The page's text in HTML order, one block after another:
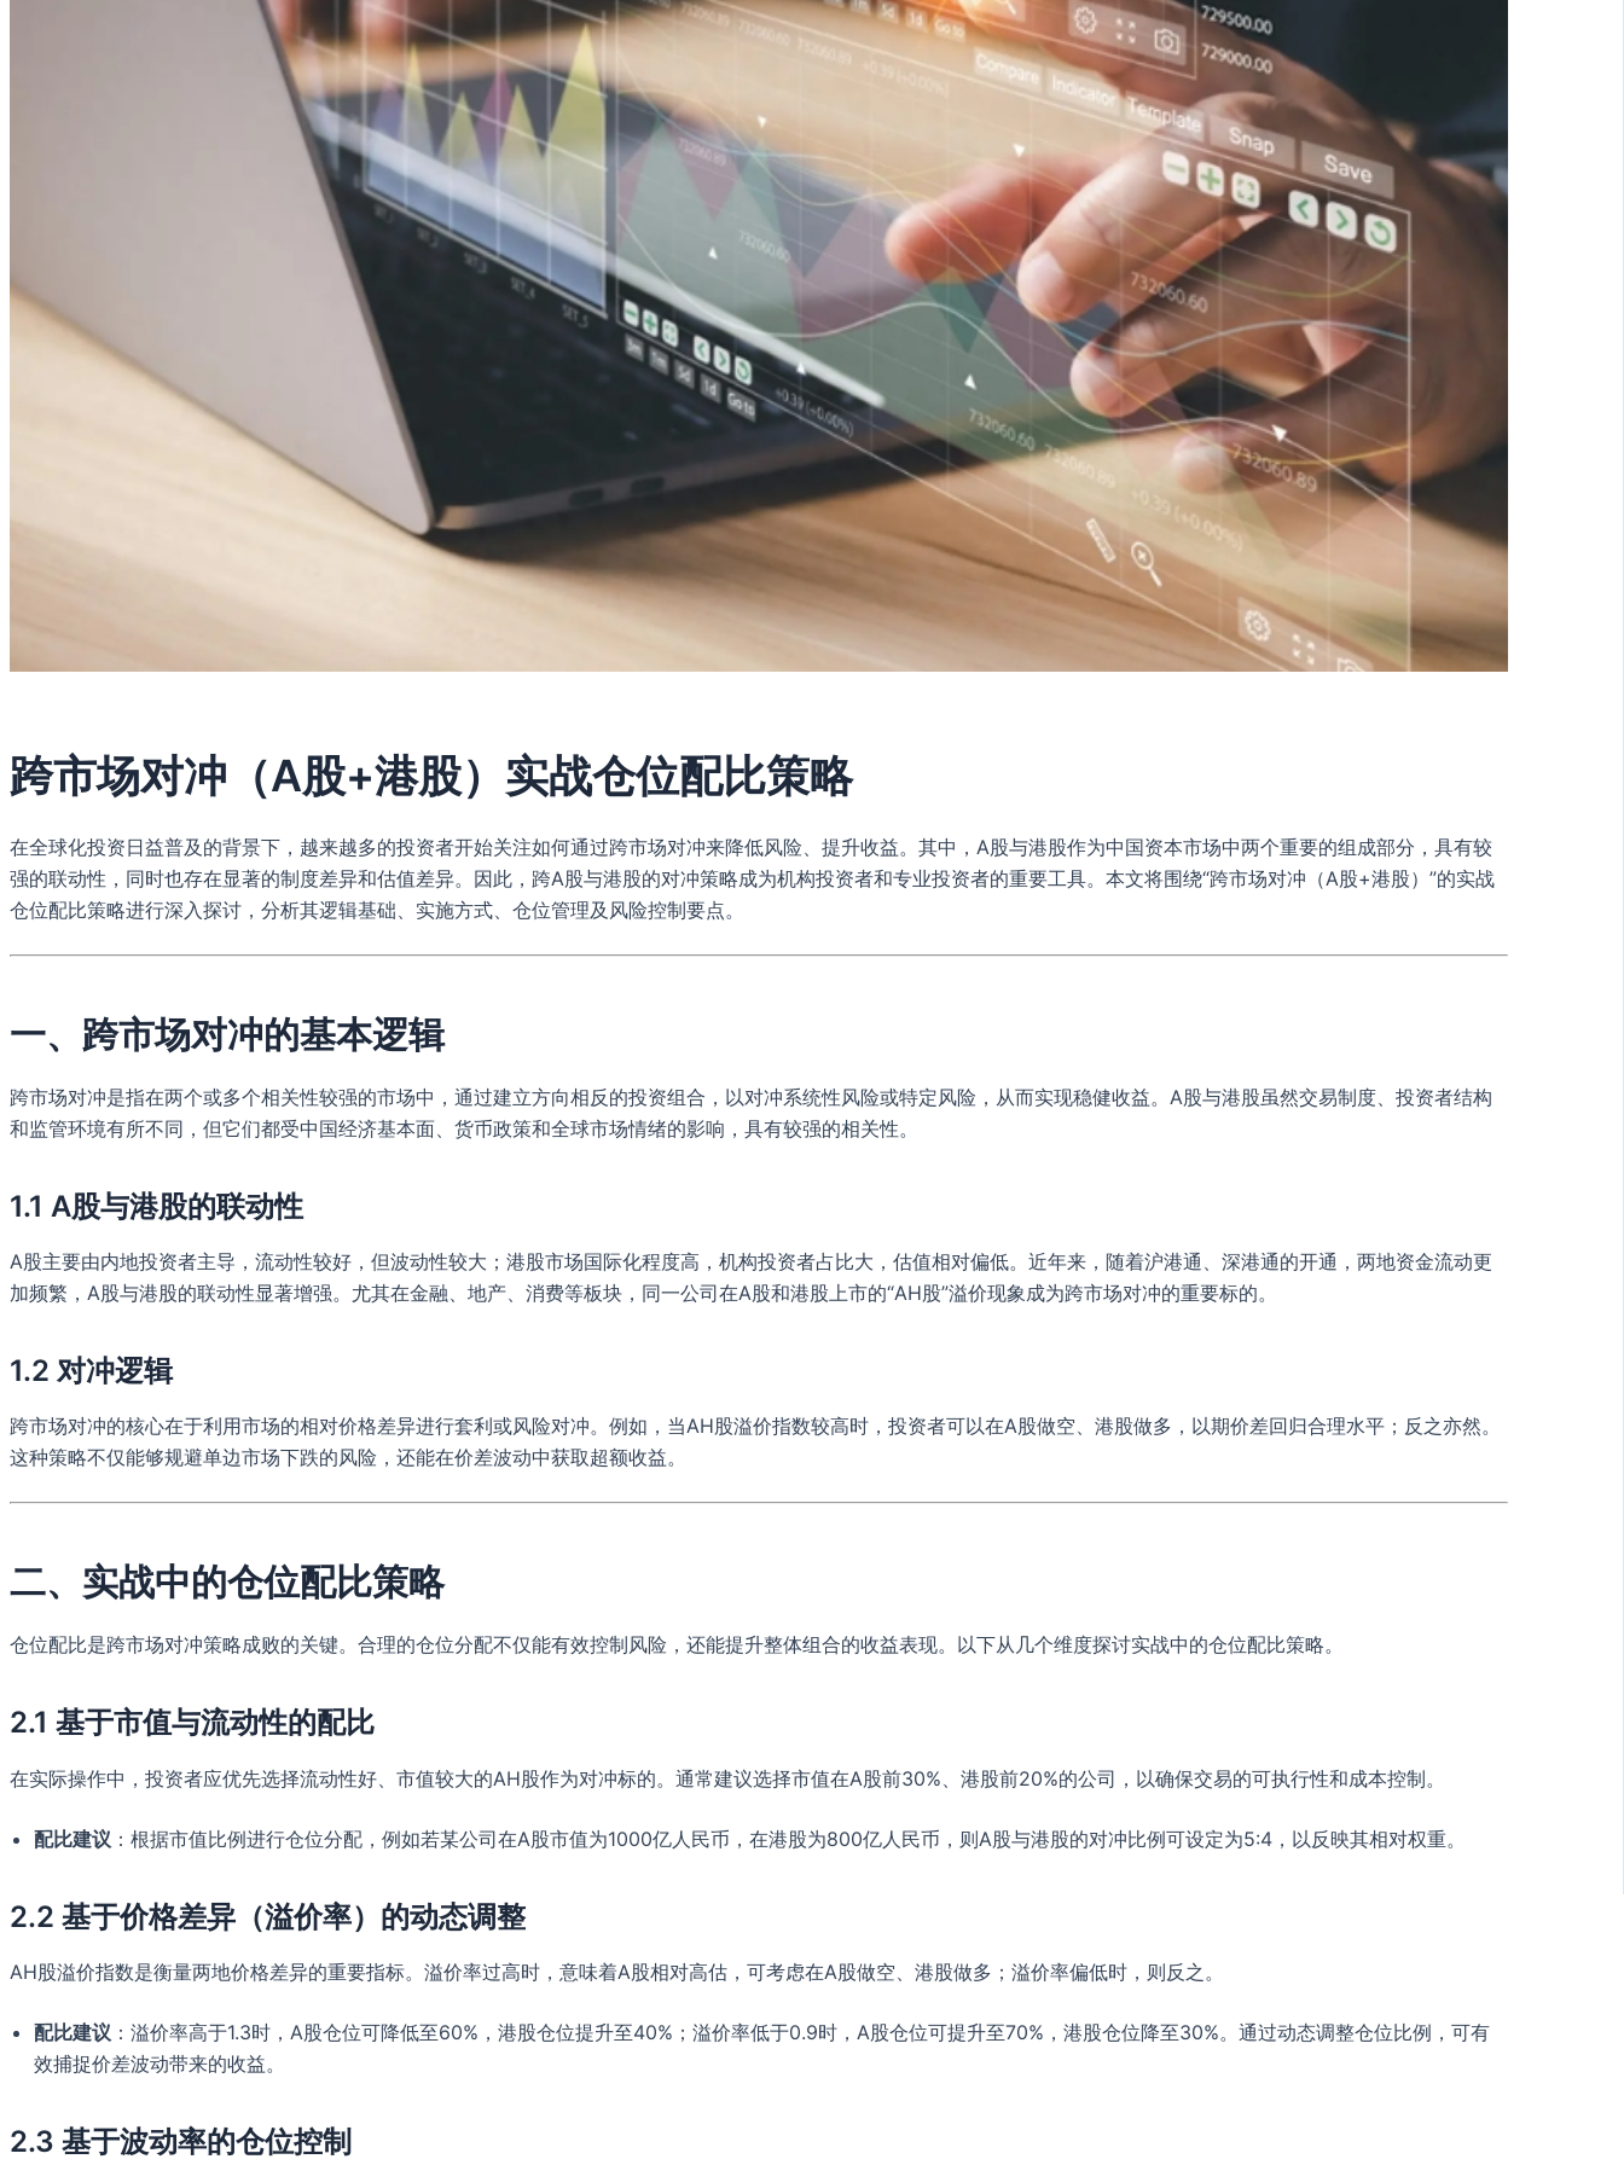
跨市场对冲（A股+港股）实战仓位配比策略
在全球化投资日益普及的背景下，越来越多的投资者开始关注如何通过跨市场对冲来降低风险、提升收益。其中，A股与港股作为中国资本市场中两个重要的组成部分，具有较
强的联动性，同时也存在显著的制度差异和估值差异。因此，跨A股与港股的对冲策略成为机构投资者和专业投资者的重要工具。本文将围绕“跨市场对冲（A股+港股）”的实战
仓位配比策略进行深入探讨，分析其逻辑基础、实施方式、仓位管理及风险控制要点。
一、跨市场对冲的基本逻辑
跨市场对冲是指在两个或多个相关性较强的市场中，通过建立方向相反的投资组合，以对冲系统性风险或特定风险，从而实现稳健收益。A股与港股虽然交易制度、投资者结构
和监管环境有所不同，但它们都受中国经济基本面、货币政策和全球市场情绪的影响，具有较强的相关性。
1.1 A股与港股的联动性
A股主要由内地投资者主导，流动性较好，但波动性较大；港股市场国际化程度高，机构投资者占比大，估值相对偏低。近年来，随着沪港通、深港通的开通，两地资金流动更
加频繁，A股与港股的联动性显著增强。尤其在金融、地产、消费等板块，同一公司在A股和港股上市的“AH股”溢价现象成为跨市场对冲的重要标的。
1.2 对冲逻辑
跨市场对冲的核心在于利用市场的相对价格差异进行套利或风险对冲。例如，当AH股溢价指数较高时，投资者可以在A股做空、港股做多，以期价差回归合理水平；反之亦然。
这种策略不仅能够规避单边市场下跌的风险，还能在价差波动中获取超额收益。
二、实战中的仓位配比策略
仓位配比是跨市场对冲策略成败的关键。合理的仓位分配不仅能有效控制风险，还能提升整体组合的收益表现。以下从几个维度探讨实战中的仓位配比策略。
2.1 基于市值与流动性的配比
在实际操作中，投资者应优先选择流动性好、市值较大的AH股作为对冲标的。通常建议选择市值在A股前30%、港股前20%的公司，以确保交易的可执行性和成本控制。
配比建议 ：根据市值比例进行仓位分配，例如若某公司在A股市值为1000亿人民币，在港股为800亿人民币，则A股与港股的对冲比例可设定为5:4，以反映其相对权重。
2.2 基于价格差异（溢价率）的动态调整
AH股溢价指数是衡量两地价格差异的重要指标。溢价率过高时，意味着A股相对高估，可考虑在A股做空、港股做多；溢价率偏低时，则反之。
配比建议 ：溢价率高于1.3时，A股仓位可降低至60%，港股仓位提升至40%；溢价率低于0.9时，A股仓位可提升至70%，港股仓位降至30%。通过动态调整仓位比例，可有
效捕捉价差波动带来的收益。
2.3 基于波动率的仓位控制